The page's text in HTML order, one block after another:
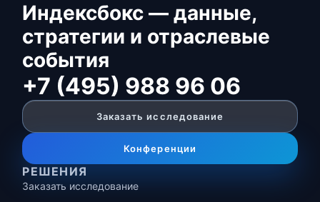
Индексбокс — данные,
стратегии и отраслевые
события
+7 (495) 988 96 06
Заказать исследование
Конференции
РЕШЕНИЯ
Заказать исследование